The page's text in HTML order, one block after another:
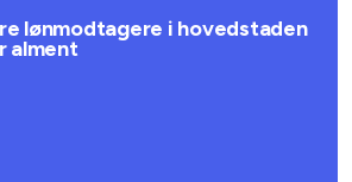
lønmodtagere i hovedstaden
alment